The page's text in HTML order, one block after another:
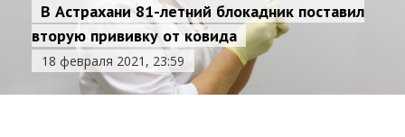
В Астрахани 81-летний блокадник поставил
вторую прививку от ковида
18 февраля 2021, 23:59
В Калмыкии задержали астраханца, который
покупал справки для животных
18 февраля 2021, 23:54